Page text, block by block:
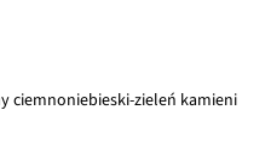
ciemnoniebieski-zieleń kamieni